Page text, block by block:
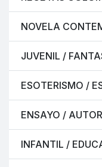
NOVELA
JUVENIL /
ESOTERISMO /
ENSAYO /
INFANTIL /